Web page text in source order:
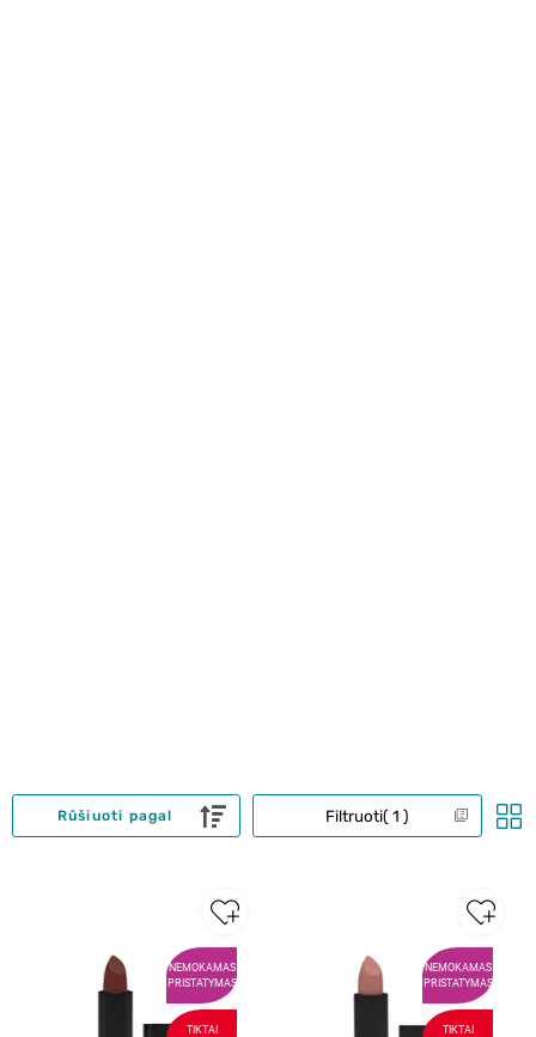
Filtruoti 1
Rūšiuoti pagal
NEMOKAMAS
PRISTATYMAS
TIKTAI
NEMOKAMAS
PRISTATYMAS
TIKTAI